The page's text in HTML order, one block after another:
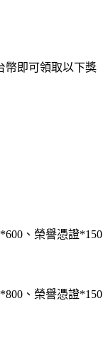
幣即可領取以下獎
、榮譽憑證*150
、榮譽憑證*150